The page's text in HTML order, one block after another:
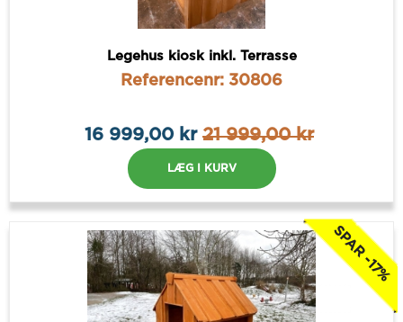
Legehus kiosk inkl. Terrasse
Referencenr: 30806
16 999,00 kr 21 999,00 kr
LÆG I KURV
SPAR -17%